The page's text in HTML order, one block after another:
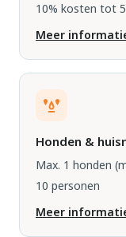
10% kosten tot
Meer
Honden &
Max. 1 honden
10 personen
Meer